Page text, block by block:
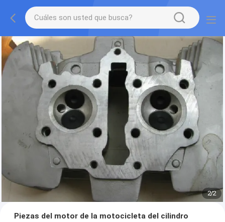
2/2
Piezas del motor de la motocicleta del cilindro